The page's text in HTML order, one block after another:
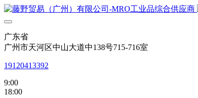
广东省
广州市天河区中山大道中138号715-716室
19120413392
9:00
18:00